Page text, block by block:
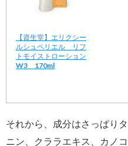
【資生堂】エリクシー
ルシュペリエル リフ
トモイストローション
W3 170ml
それから、成分はさっぱり
ニン、クララエキス、カノ